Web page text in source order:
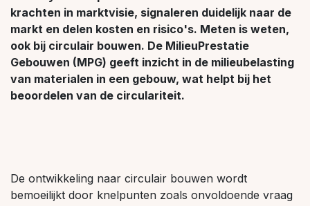
krachten in marktvisie, signaleren duidelijk naar de
markt en delen kosten en risico's. Meten is weten,
ook bij circulair bouwen. De MilieuPrestatie
Gebouwen (MPG) geeft inzicht in de milieubelasting
van materialen in een gebouw, wat helpt bij het
beoordelen van de circulariteit.
De ontwikkeling naar circulair bouwen wordt
bemoeilijkt door knelpunten zoals onvoldoende vraag